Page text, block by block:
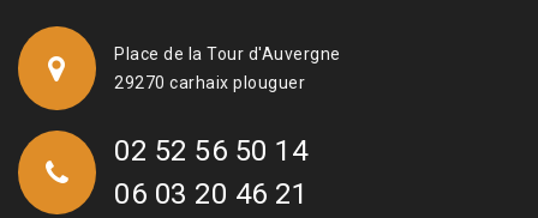
Place de la Tour d'Auvergne
29270 carhaix plouguer
02 52 56 50 14
06 03 20 46 21